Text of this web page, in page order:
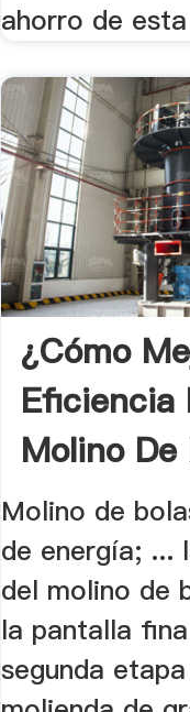
ahorro de
¿Cómo
Eficiencia
Molino De
Molino de
de energía; ...
del molino de
la pantalla
segunda